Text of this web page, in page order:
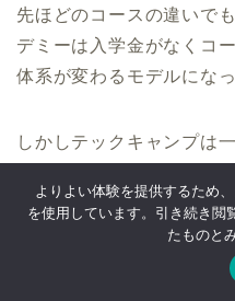
先ほどのコースの違いで
デミーは入学金がなくコ
体系が変わるモデルにな
しかしテックキャンプは
21,780円となっています
学べるカリキュラムは多
よりよい体験を提供するため
を使用しています。引き続き閲
たものと